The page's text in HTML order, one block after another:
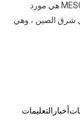
Dalian ، مقاطعة Liaoning ، ويوجد الآن 32 موظفًا. MESCO هي مورد
شرق الصين ، وهي
أخبار التعليمات